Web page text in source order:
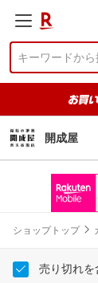
開成屋
ショップトップ
売り切れを